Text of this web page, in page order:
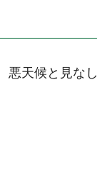
悪天候と見なし